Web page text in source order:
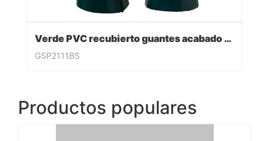
Verde PVC recubierto guantes acabado sandy
GSP2111BS
Productos populares